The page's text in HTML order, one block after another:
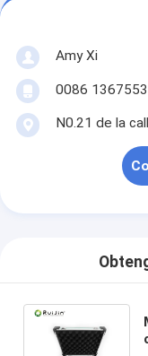
Amy Xi
0086
N0.21 de la